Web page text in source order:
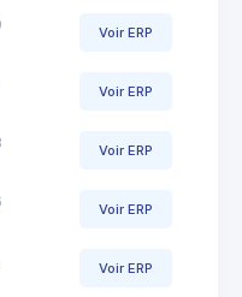
Voir ERP
Voir ERP
Voir ERP
Voir ERP
Voir ERP